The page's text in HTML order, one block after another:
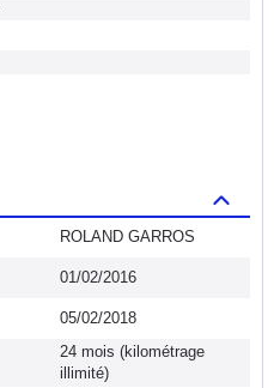
ROLAND GARROS
01/02/2016
05/02/2018
24 mois (kilométrage
illimité)